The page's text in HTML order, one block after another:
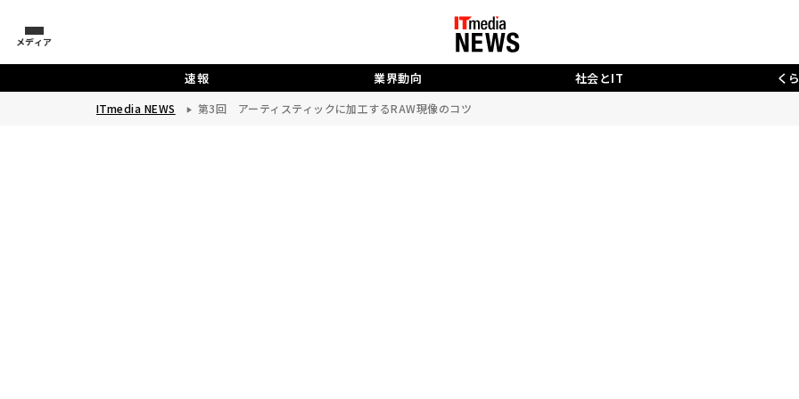
メディア
速報 業界動向 社会とIT く
ITmedia NEWS 第3回 アーティスティックに加工するRAW現像のコツ